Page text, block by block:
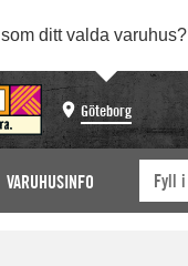
som ditt valda varuhus?
Göteborg
VARUHUSINFO